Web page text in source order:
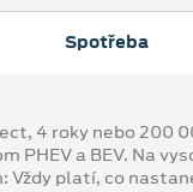
Spotřeba
4 roky nebo 200
PHEV a BEV. Na
platí, co